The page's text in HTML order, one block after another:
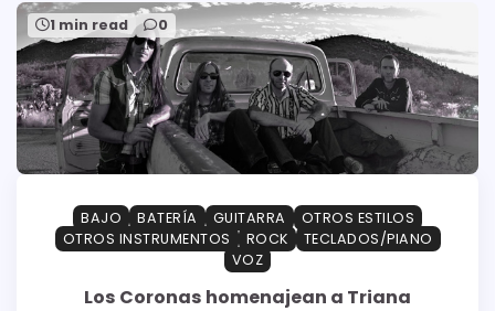
1 min read 0
BAJO BATERÍA GUITARRA
OTROS ESTILOS
OTROS INSTRUMENTOS
ROCK
TECLADOS/PIANO
VOZ
Los Coronas homenajean a Triana